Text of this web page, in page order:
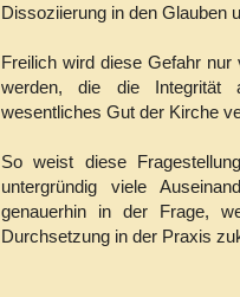
Dissoziierung in den Glauben
Freilich wird diese Gefahr
werden, die die Integrität
wesentliches Gut der Kirche
So weist diese
untergründig viele
genauerhin in der Frage,
Durchsetzung in der Praxis